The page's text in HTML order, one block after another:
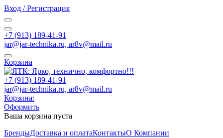
Вход / Регистрация
+7 (913) 189-41-91
jar@jar-technika.ru, ar8v@mail.ru
Корзина
+7 (913) 189-41-91
jar@jar-technika.ru, ar8v@mail.ru
Корзина:
Оформить
Ваша корзина пуста
БрендыДоставка и оплатаКонтактыО Компании